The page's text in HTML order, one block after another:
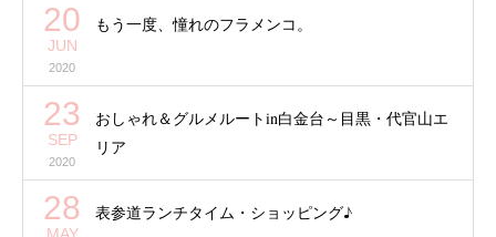
20
JUN
2020
もう一度、憧れのフラメンコ。
23
SEP
2020
おしゃれ＆グルメルートin白金台～目黒・代官山エ
リア
28 表参道ランチタイム・ショッピング♪